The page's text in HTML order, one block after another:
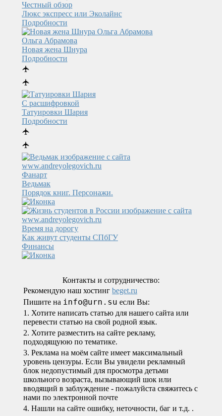
Честный обзор
Люкс экспресс или Эколайнс
Подробности
Ольга Абрамова
Новая жена Шнура
Подробности
🛧
🛧
С расшифровкой
Татуировки Шария
Подробности
🛧
🛧
Фанарт
Ведьмак
Порядок книг. Персонажи.
Время на дорогу
Как живут студенты СПбГУ
Финансы
Контакты и сотрудничество:
Рекомендую наш хостинг beget.ru
Пишите на info@urn.su если Вы:
1. Хотите написать статью для нашего сайта или
перевести статью на свой родной язык.
2. Хотите разместить на сайте рекламу,
подходящуюю по тематике.
3. Реклама на моём сайте имеет максимальный
уровень цензуры. Если Вы увидели рекламный
блок недопустимый для просмотра детьми
школьного возраста, вызывающий шок или
вводящий в заблуждение - пожалуйста свяжитесь с
нами по электронной почте
4. Нашли на сайте ошибку, неточности, баг и т.д. .